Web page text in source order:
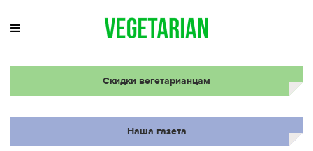
Скидки вегетарианцам
Наша газета